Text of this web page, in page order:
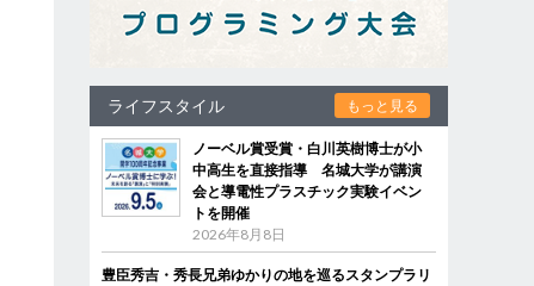
ライフスタイル もっと見る
ノーベル賞受賞・白川英樹博士が小
中高生を直接指導 名城大学が講演
会と導電性プラスチック実験イベン
トを開催
2026年8月8日
豊臣秀吉・秀長兄弟ゆかりの地を巡るスタンプラリ